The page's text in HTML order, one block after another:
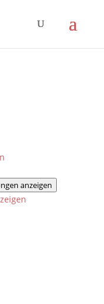
und unseren Service
anzeigen